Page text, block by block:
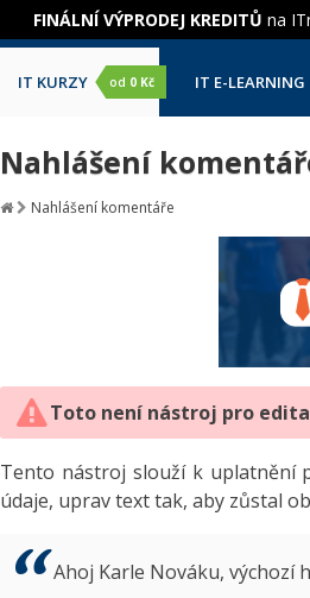
FINÁLNÍ VÝPRODEJ KREDITŮ na
IT KURZY od 0 Kč IT E-LEARNING
Nahlášení
Nahlášení komentáře
Toto není nástroj pro
Tento nástroj slouží k uplatnění
údaje, uprav text tak, aby zůstal
Ahoj Karle Nováku, výchozí